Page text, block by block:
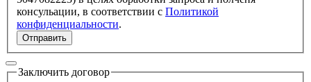
консульации, в соответствии с Политикой
конфиденциальности.
Отправить
Заключить договор